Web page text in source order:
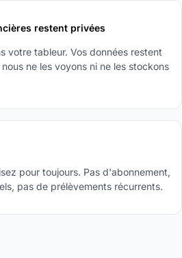
restent privées
votre tableur. Vos données restent
ne les voyons ni ne les stockons
pour toujours. Pas d'abonnement,
pas de prélèvements récurrents.